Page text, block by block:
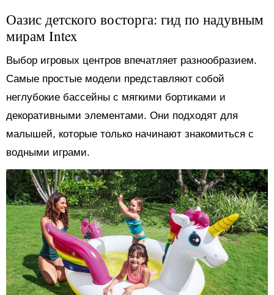
Оазис детского восторга: гид по надувным
мирам Intex
Выбор игровых центров впечатляет разнообразием.
Самые простые модели представляют собой
неглубокие бассейны с мягкими бортиками и
декоративными элементами. Они подходят для
малышей, которые только начинают знакомиться с
водными играми.